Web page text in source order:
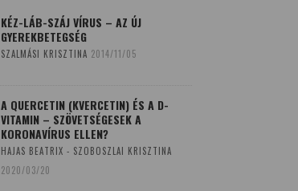
KÉZ-LÁB-SZÁJ VÍRUS – AZ ÚJ
GYEREKBETEGSÉG
SZALMÁSI KRISZTINA 2014/11/05
A QUERCETIN (KVERCETIN) ÉS A D-
VITAMIN – SZÖVETSÉGESEK A
KORONAVÍRUS ELLEN?
HAJAS BEATRIX - SZOBOSZLAI KRISZTINA
2020/03/20